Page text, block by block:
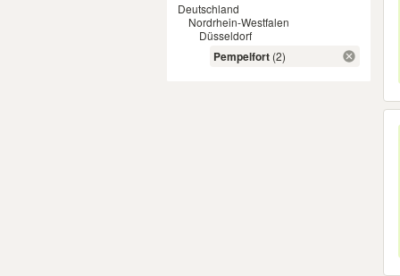
Deutschland
Nordrhein-Westfalen
Düsseldorf
Pempelfort (2)